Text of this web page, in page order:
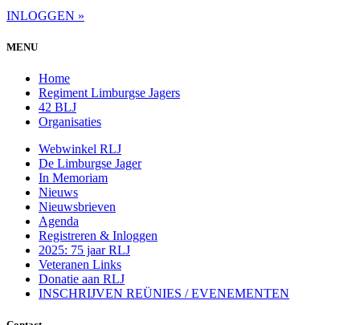
INLOGGEN »
MENU
Home
Regiment Limburgse Jagers
42 BLJ
Organisaties
Webwinkel RLJ
De Limburgse Jager
In Memoriam
Nieuws
Nieuwsbrieven
Agenda
Registreren & Inloggen
2025: 75 jaar RLJ
Veteranen Links
Donatie aan RLJ
INSCHRIJVEN REÜNIES / EVENEMENTEN